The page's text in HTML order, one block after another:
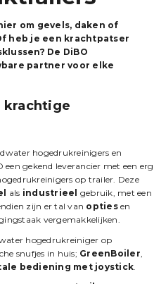
om gevels, daken of
heb je een krachtpatser
De DiBO
partner voor elke
krachtige
hogedrukreinigers en
gekend leverancier met een erg
op trailer. Deze
als industrieel gebruik, met een
zijn er tal van optiesen
vergemakkelijken.
hogedrukreiniger op
snufjes in huis; GreenBoiler
bediening met joystick